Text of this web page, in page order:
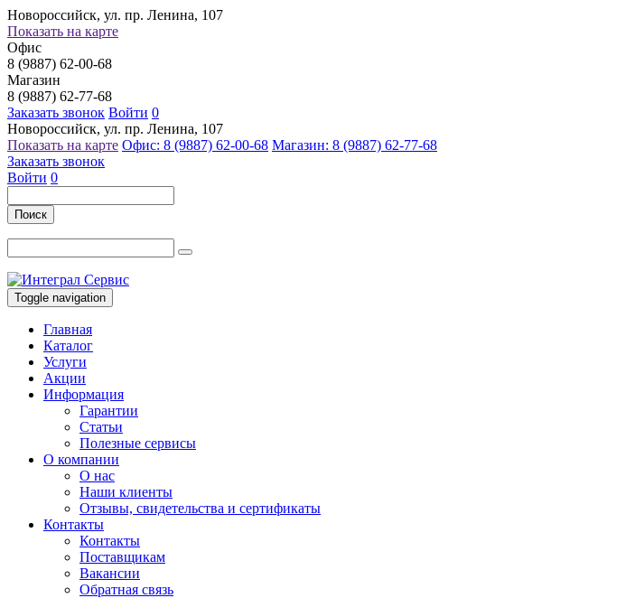
Новороссийск, ул. пр. Ленина, 107
Показать на карте
Офис
8 (9887) 62-00-68
Магазин
8 (9887) 62-77-68
Заказать звонок Войти 0
Новороссийск, ул. пр. Ленина, 107
Показать на карте Офис: 8 (9887) 62-00-68 Магазин: 8 (9887) 62-77-68
Заказать звонок
Войти 0
Поиск
Toggle navigation
Главная
Каталог
Услуги
Акции
Информация
Гарантии
Статьи
Полезные сервисы
О компании
О нас
Наши клиенты
Отзывы, свидетельства и сертификаты
Контакты
Контакты
Поставщикам
Вакансии
Обратная связь